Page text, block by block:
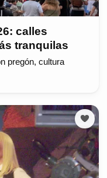
calles
tranquilas
pregón, cultura